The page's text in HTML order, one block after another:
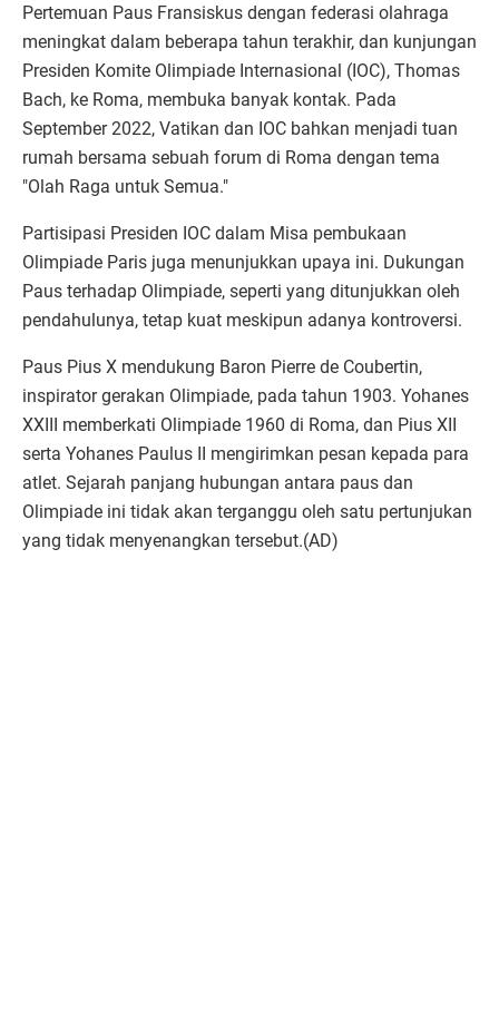
Pertemuan Paus Fransiskus dengan federasi olahraga
meningkat dalam beberapa tahun terakhir, dan kunjungan
Presiden Komite Olimpiade Internasional (IOC), Thomas
Bach, ke Roma, membuka banyak kontak. Pada
September 2022, Vatikan dan IOC bahkan menjadi tuan
rumah bersama sebuah forum di Roma dengan tema
"Olah Raga untuk Semua."
Partisipasi Presiden IOC dalam Misa pembukaan
Olimpiade Paris juga menunjukkan upaya ini. Dukungan
Paus terhadap Olimpiade, seperti yang ditunjukkan oleh
pendahulunya, tetap kuat meskipun adanya kontroversi.
Paus Pius X mendukung Baron Pierre de Coubertin,
inspirator gerakan Olimpiade, pada tahun 1903. Yohanes
XXIII memberkati Olimpiade 1960 di Roma, dan Pius XII
serta Yohanes Paulus II mengirimkan pesan kepada para
atlet. Sejarah panjang hubungan antara paus dan
Olimpiade ini tidak akan terganggu oleh satu pertunjukan
yang tidak menyenangkan tersebut.(AD)